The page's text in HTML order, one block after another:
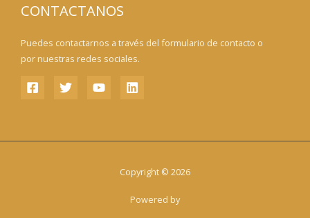
CONTACTANOS
Puedes contactarnos a través del formulario de contacto o
por nuestras redes sociales.
Copyright © 2026
Powered by